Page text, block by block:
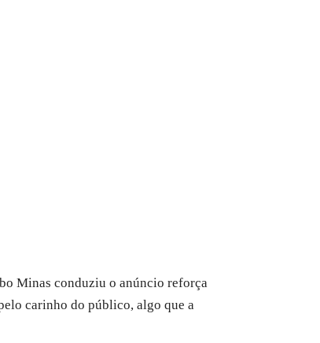
Minas conduziu o anúncio reforça
carinho do público, algo que a